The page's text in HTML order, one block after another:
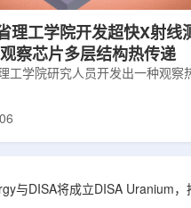
理工学院开发超快X射线
察芯片多层结构热传递
工学院研究人员开发出一种观察
、功率密度持续提高，器件过热
电子器件的多层结构时存在局限
域热反射法难以区分不同材料层
与DISA将成立DISA Uranium